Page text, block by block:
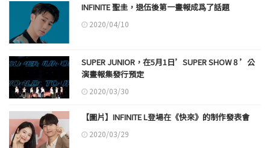
INFINITE 聖圭，退伍後第一畫報成爲了話題
2020/04/10
SUPER JUNIOR，在5月1日’SUPER SHOW 8 ’公
演畫報集發行預定
2020/03/30
【圖片】INFINITE L登場在《快來》的制作發表會
2020/03/29